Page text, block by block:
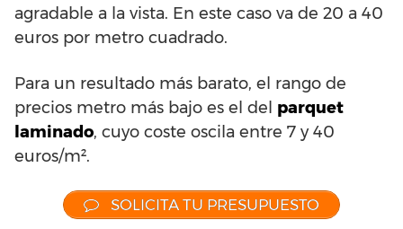
agradable a la vista. En este caso va de 20 a 40
euros por metro cuadrado.
Para un resultado más barato, el rango de
precios metro más bajo es el del parquet
laminado, cuyo coste oscila entre 7 y 40
euros/m².
SOLICITA TU PRESUPUESTO